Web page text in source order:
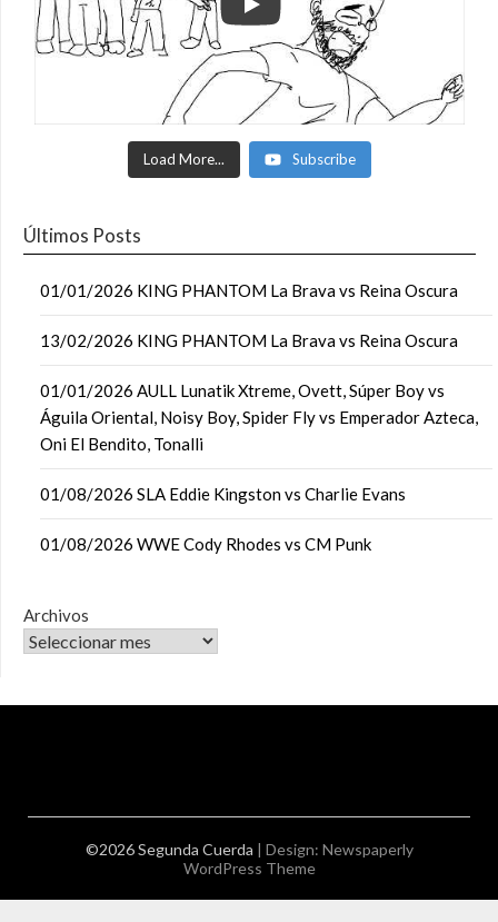
Load More... Subscribe
Últimos Posts
01/01/2026 KING PHANTOM La Brava vs Reina Oscura
13/02/2026 KING PHANTOM La Brava vs Reina Oscura
01/01/2026 AULL Lunatik Xtreme, Ovett, Súper Boy vs
Águila Oriental, Noisy Boy, Spider Fly vs Emperador Azteca,
Oni El Bendito, Tonalli
01/08/2026 SLA Eddie Kingston vs Charlie Evans
01/08/2026 WWE Cody Rhodes vs CM Punk
Archivos
©2026 Segunda Cuerda | Design: Newspaperly
WordPress Theme